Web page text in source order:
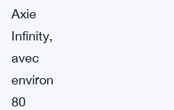
Axie
Infinity,
avec
environ
80